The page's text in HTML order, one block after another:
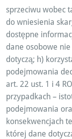
sprzeciwu wobec
do wniesienia
dostępne
dane osobowe
dotyczą; h)
podejmowania
art. 22 ust. 1 i 4
przypadkach –
podejmowania
konsekwencjach
której dane